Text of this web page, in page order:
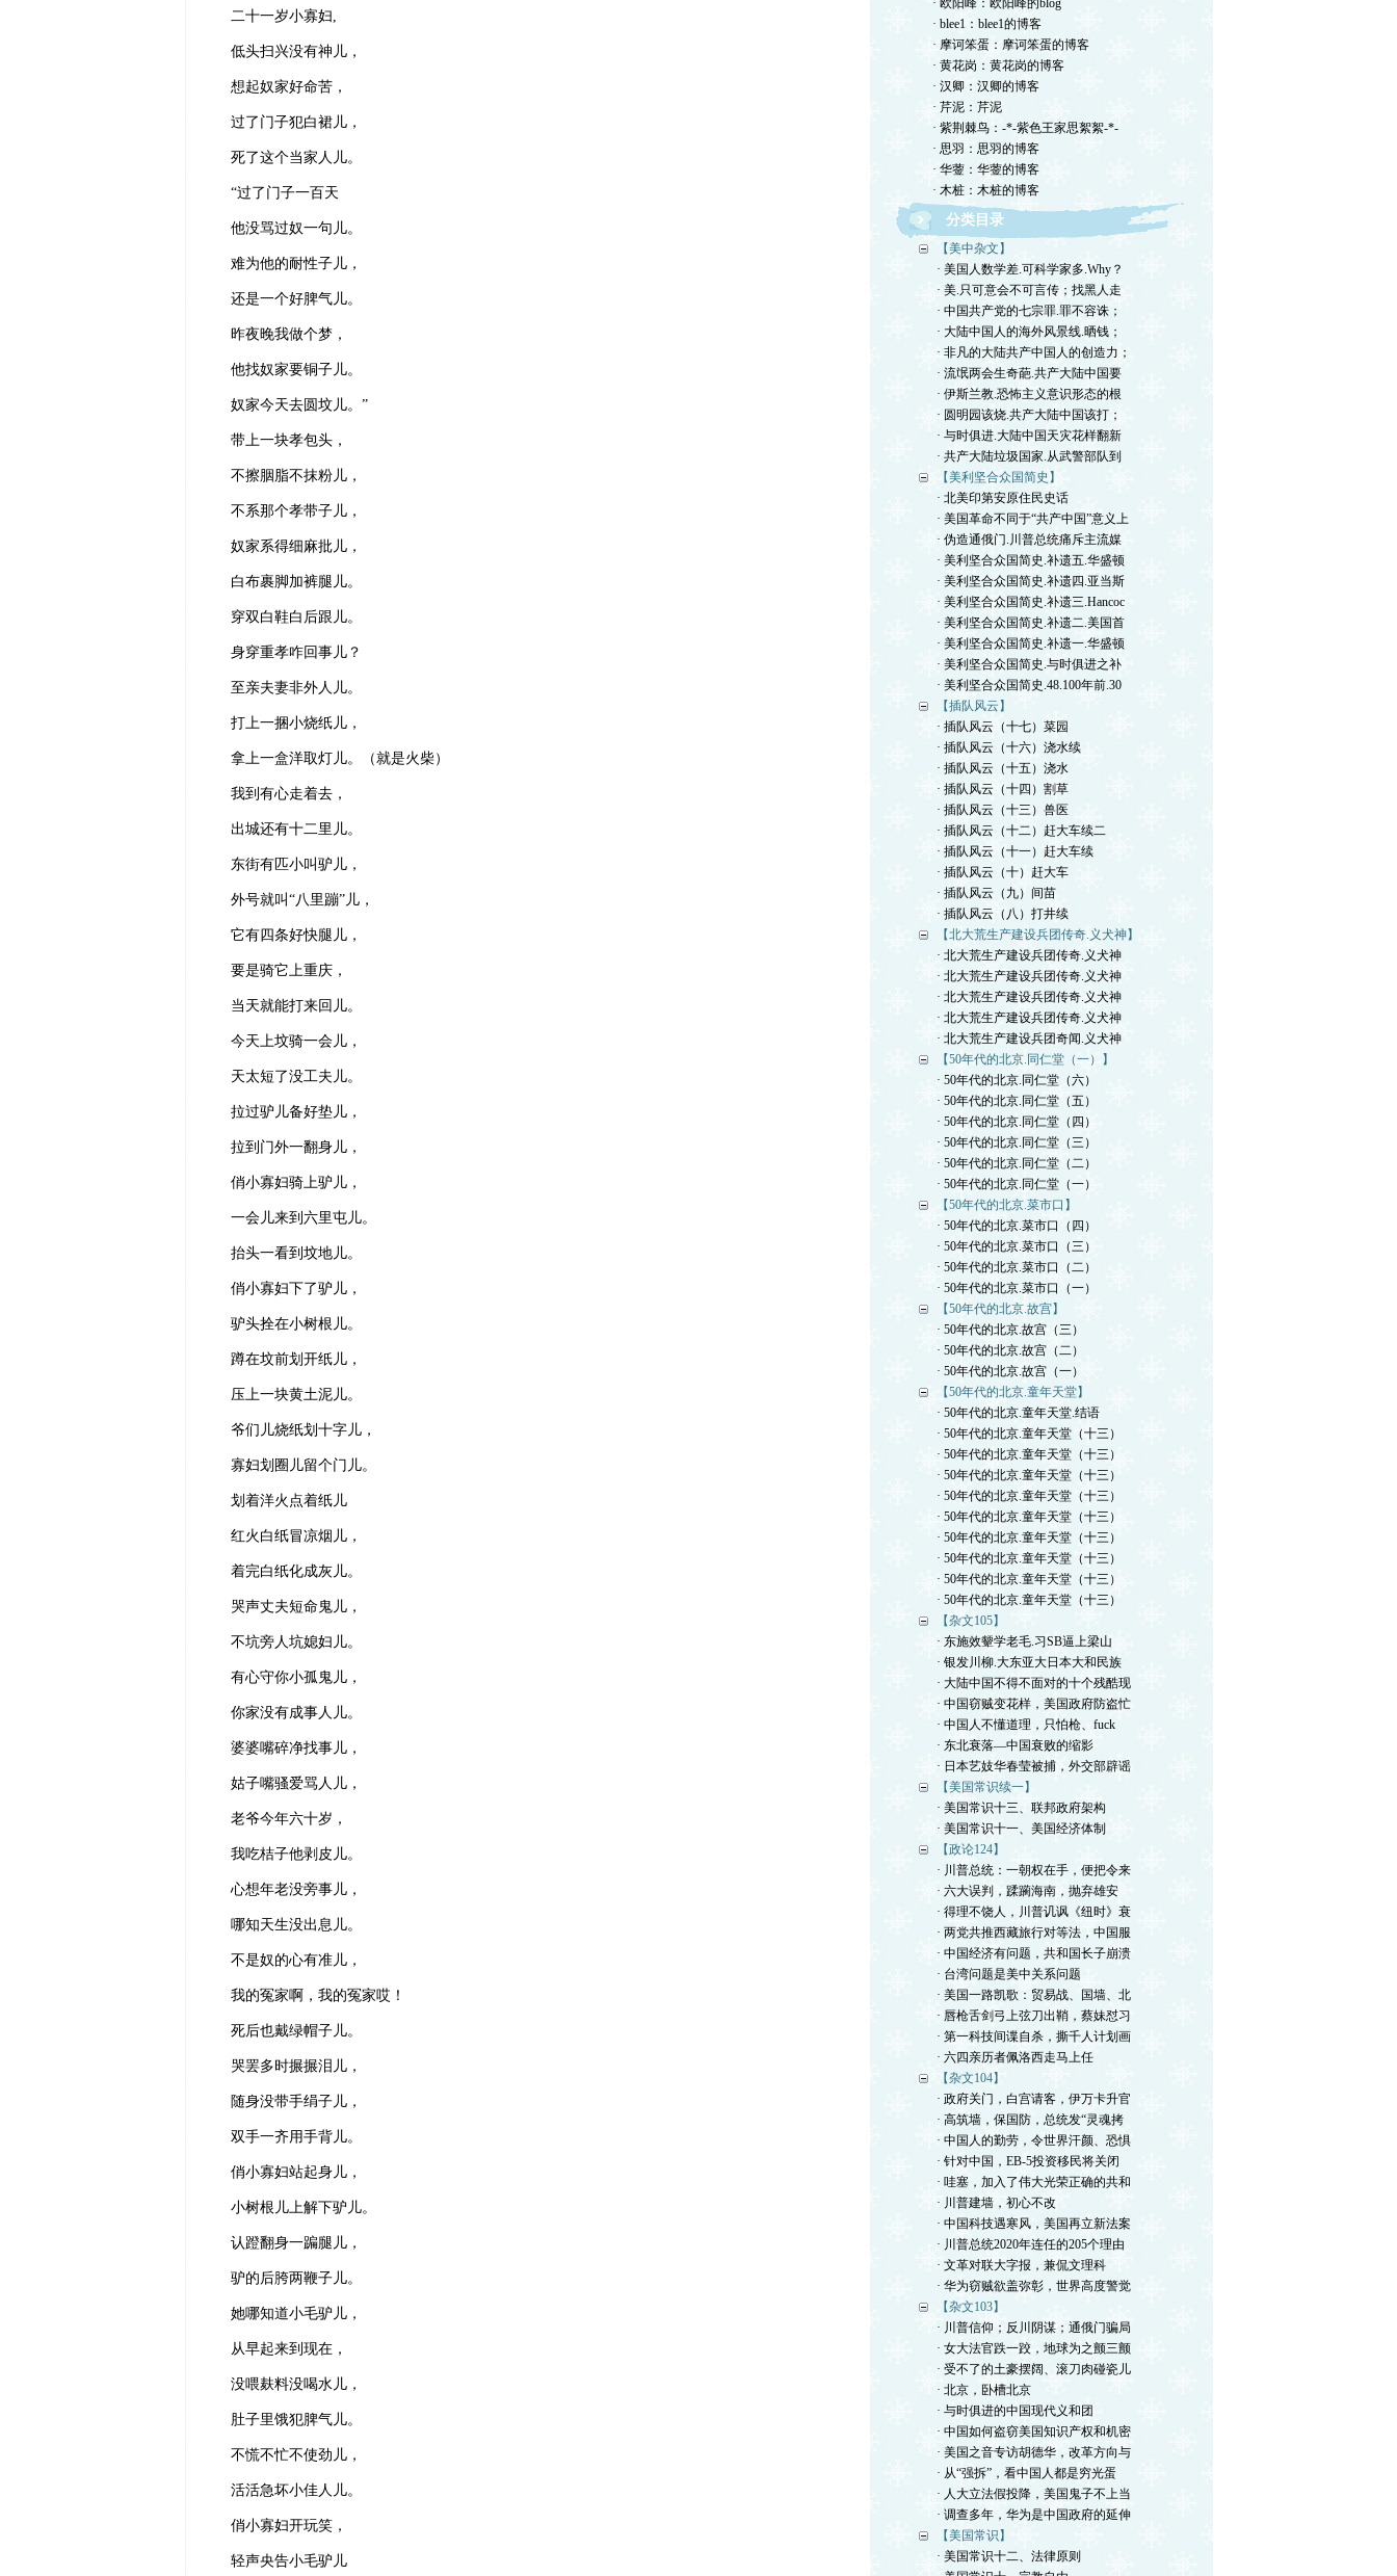
二十一岁小寡妇,
低头扫兴没有神儿，
想起奴家好命苦，
过了门子犯白裙儿，
死了这个当家人儿。
“过了门子一百天
他没骂过奴一句儿。
难为他的耐性子儿，
还是一个好脾气儿。
昨夜晚我做个梦，
他找奴家要铜子儿。
奴家今天去圆坟儿。”
带上一块孝包头，
不擦胭脂不抹粉儿，
不系那个孝带子儿，
奴家系得细麻批儿，
白布裹脚加裤腿儿。
穿双白鞋白后跟儿。
身穿重孝咋回事儿？
至亲夫妻非外人儿。
打上一捆小烧纸儿，
拿上一盒洋取灯儿。（就是火柴）
我到有心走着去，
出城还有十二里儿。
东街有匹小叫驴儿，
外号就叫“八里蹦”儿，
它有四条好快腿儿，
要是骑它上重庆，
当天就能打来回儿。
今天上坟骑一会儿，
天太短了没工夫儿。
拉过驴儿备好垫儿，
拉到门外一翻身儿，
俏小寡妇骑上驴儿，
一会儿来到六里屯儿。
抬头一看到坟地儿。
俏小寡妇下了驴儿，
驴头拴在小树根儿。
蹲在坟前划开纸儿，
压上一块黄土泥儿。
爷们儿烧纸划十字儿，
寡妇划圈儿留个门儿。
划着洋火点着纸儿
红火白纸冒凉烟儿，
着完白纸化成灰儿。
哭声丈夫短命鬼儿，
不坑旁人坑媳妇儿。
有心守你小孤鬼儿，
你家没有成事人儿。
婆婆嘴碎净找事儿，
姑子嘴骚爱骂人儿，
老爷今年六十岁，
我吃桔子他剥皮儿。
心想年老没旁事儿，
哪知天生没出息儿。
不是奴的心有准儿，
我的冤家啊，我的冤家哎！
死后也戴绿帽子儿。
哭罢多时搌搌泪儿，
随身没带手绢子儿，
双手一齐用手背儿。
俏小寡妇站起身儿，
小树根儿上解下驴儿。
认蹬翻身一蹁腿儿，
驴的后胯两鞭子儿。
她哪知道小毛驴儿，
从早起来到现在，
没喂麸料没喝水儿，
肚子里饿犯脾气儿。
不慌不忙不使劲儿，
活活急坏小佳人儿。
俏小寡妇开玩笑，
轻声央告小毛驴儿
· 欧阳峰：欧阳峰的blog
· blee1：blee1的博客
· 摩诃笨蛋：摩诃笨蛋的博客
· 黄花岗：黄花岗的博客
· 汉卿：汉卿的博客
· 芹泥：芹泥
· 紫荆棘鸟：-*-紫色王家思絮絮-*-
· 思羽：思羽的博客
· 华蓥：华蓥的博客
· 木桩：木桩的博客
分类目录
【美中杂文】
· 美国人数学差.可科学家多.Why？
· 美.只可意会不可言传；找黑人走
· 中国共产党的七宗罪.罪不容诛；
· 大陆中国人的海外风景线.晒钱；
· 非凡的大陆共产中国人的创造力；
· 流氓两会生奇葩.共产大陆中国要
· 伊斯兰教.恐怖主义意识形态的根
· 圆明园该烧.共产大陆中国该打；
· 与时俱进.大陆中国天灾花样翻新
· 共产大陆垃圾国家.从武警部队到
【美利坚合众国简史】
· 北美印第安原住民史话
· 美国革命不同于“共产中国”意义上
· 伪造通俄门.川普总统痛斥主流媒
· 美利坚合众国简史.补遗五.华盛顿
· 美利坚合众国简史.补遗四.亚当斯
· 美利坚合众国简史.补遗三.Hancoc
· 美利坚合众国简史.补遗二.美国首
· 美利坚合众国简史.补遗一.华盛顿
· 美利坚合众国简史.与时俱进之补
· 美利坚合众国简史.48.100年前.30
【插队风云】
· 插队风云（十七）菜园
· 插队风云（十六）浇水续
· 插队风云（十五）浇水
· 插队风云（十四）割草
· 插队风云（十三）兽医
· 插队风云（十二）赶大车续二
· 插队风云（十一）赶大车续
· 插队风云（十）赶大车
· 插队风云（九）间苗
· 插队风云（八）打井续
【北大荒生产建设兵团传奇.义犬神】
· 北大荒生产建设兵团传奇.义犬神
· 北大荒生产建设兵团传奇.义犬神
· 北大荒生产建设兵团传奇.义犬神
· 北大荒生产建设兵团传奇.义犬神
· 北大荒生产建设兵团奇闻.义犬神
【50年代的北京.同仁堂（一）】
· 50年代的北京.同仁堂（六）
· 50年代的北京.同仁堂（五）
· 50年代的北京.同仁堂（四）
· 50年代的北京.同仁堂（三）
· 50年代的北京.同仁堂（二）
· 50年代的北京.同仁堂（一）
【50年代的北京.菜市口】
· 50年代的北京.菜市口（四）
· 50年代的北京.菜市口（三）
· 50年代的北京.菜市口（二）
· 50年代的北京.菜市口（一）
【50年代的北京.故宫】
· 50年代的北京.故宫（三）
· 50年代的北京.故宫（二）
· 50年代的北京.故宫（一）
【50年代的北京.童年天堂】
· 50年代的北京.童年天堂.结语
· 50年代的北京.童年天堂（十三）
· 50年代的北京.童年天堂（十三）
· 50年代的北京.童年天堂（十三）
· 50年代的北京.童年天堂（十三）
· 50年代的北京.童年天堂（十三）
· 50年代的北京.童年天堂（十三）
· 50年代的北京.童年天堂（十三）
· 50年代的北京.童年天堂（十三）
· 50年代的北京.童年天堂（十三）
【杂文105】
· 东施效颦学老毛.习SB逼上梁山
· 银发川柳.大东亚大日本大和民族
· 大陆中国不得不面对的十个残酷现
· 中国窃贼变花样，美国政府防盗忙
· 中国人不懂道理，只怕枪、fuck
· 东北衰落—中国衰败的缩影
· 日本艺妓华春莹被捕，外交部辟谣
【美国常识续一】
· 美国常识十三、联邦政府架构
· 美国常识十一、美国经济体制
【政论124】
· 川普总统：一朝权在手，便把令来
· 六大误判，蹂躏海南，抛弃雄安
· 得理不饶人，川普讥讽《纽时》衰
· 两党共推西藏旅行对等法，中国服
· 中国经济有问题，共和国长子崩溃
· 台湾问题是美中关系问题
· 美国一路凯歌：贸易战、国墙、北
· 唇枪舌剑弓上弦刀出鞘，蔡妹怼习
· 第一科技间谍自杀，撕千人计划画
· 六四亲历者佩洛西走马上任
【杂文104】
· 政府关门，白宫请客，伊万卡升官
· 高筑墙，保国防，总统发“灵魂拷
· 中国人的勤劳，令世界汗颜、恐惧
· 针对中国，EB-5投资移民将关闭
· 哇塞，加入了伟大光荣正确的共和
· 川普建墙，初心不改
· 中国科技遇寒风，美国再立新法案
· 川普总统2020年连任的205个理由
· 文革对联大字报，兼侃文理科
· 华为窃贼欲盖弥彰，世界高度警觉
【杂文103】
· 川普信仰；反川阴谋；通俄门骗局
· 女大法官跌一跤，地球为之颤三颤
· 受不了的土豪摆阔、滚刀肉碰瓷儿
· 北京，卧槽北京
· 与时俱进的中国现代义和团
· 中国如何盗窃美国知识产权和机密
· 美国之音专访胡德华，改革方向与
· 从“强拆”，看中国人都是穷光蛋
· 人大立法假投降，美国鬼子不上当
· 调查多年，华为是中国政府的延伸
【美国常识】
· 美国常识十二、法律原则